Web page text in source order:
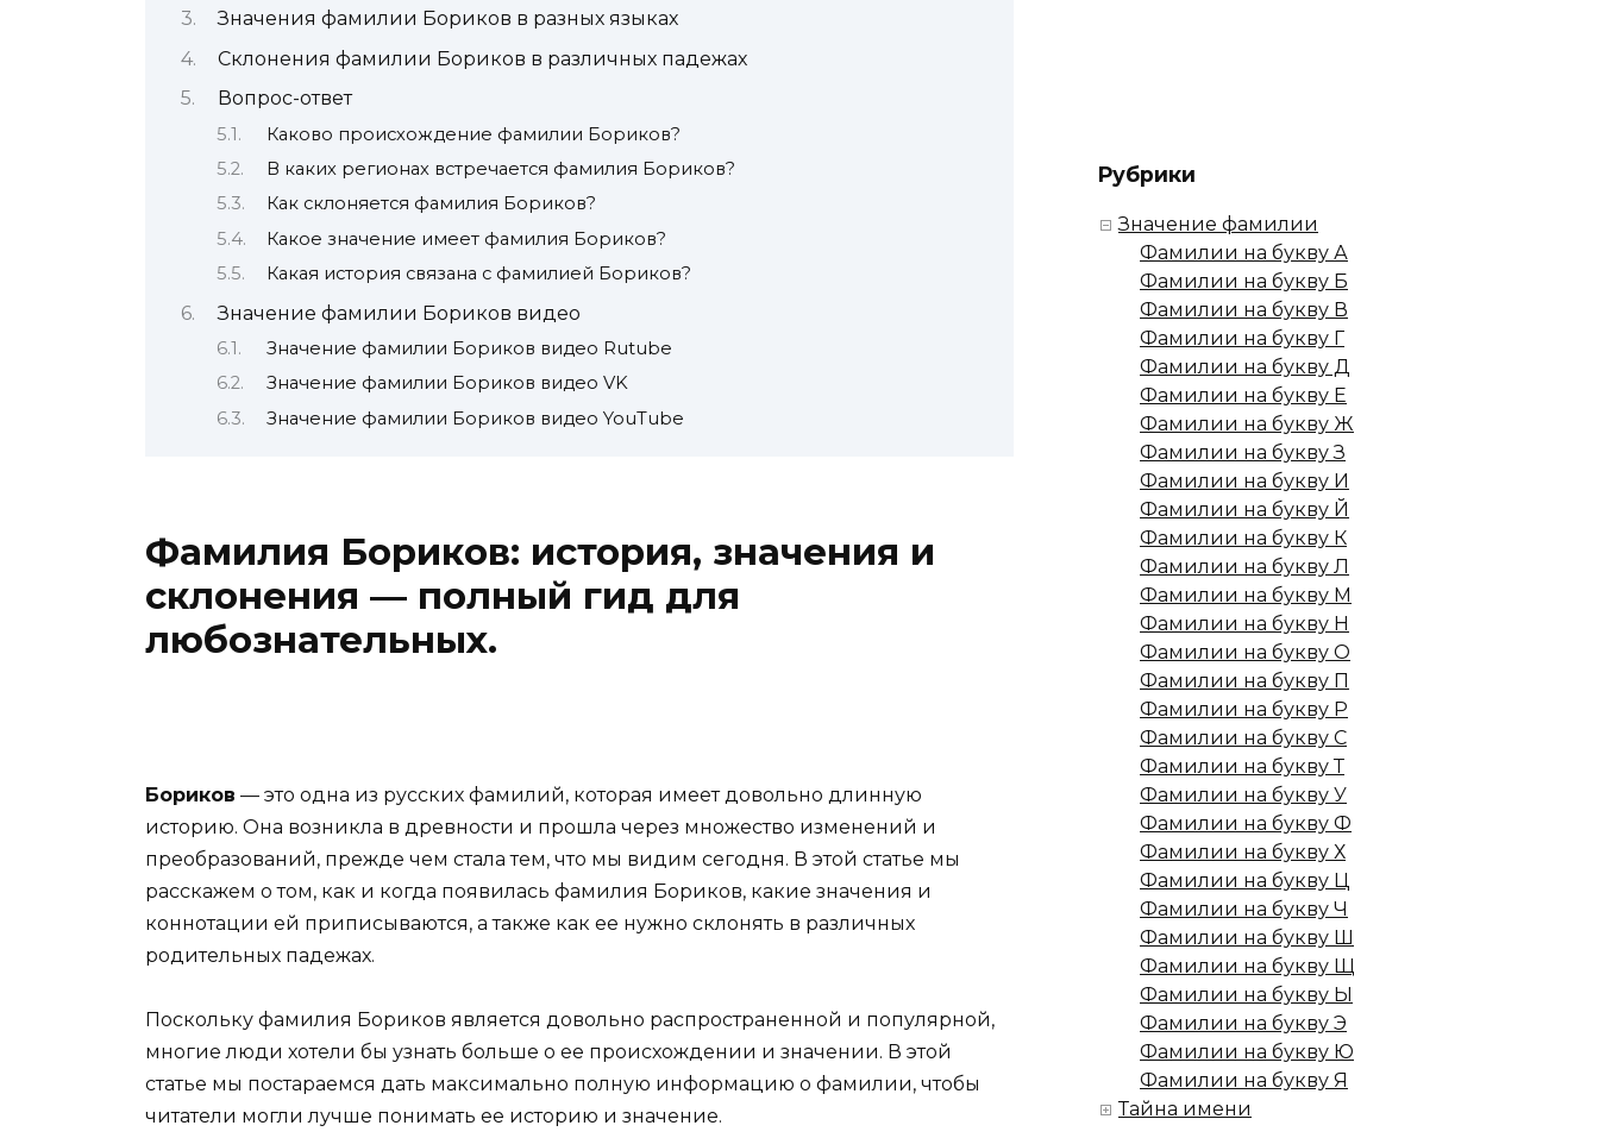
Значения фамилии Бориков в разных языках
Склонения фамилии Бориков в различных падежах
Вопрос-ответ
Каково происхождение фамилии Бориков?
В каких регионах встречается фамилия Бориков?
Как склоняется фамилия Бориков?
Какое значение имеет фамилия Бориков?
Какая история связана с фамилией Бориков?
Значение фамилии Бориков видео
Значение фамилии Бориков видео Rutube
Значение фамилии Бориков видео VK
Значение фамилии Бориков видео YouTube
Фамилия Бориков: история, значения и
склонения — полный гид для
любознательных.
Бориков — это одна из русских фамилий, которая имеет довольно длинную
историю. Она возникла в древности и прошла через множество изменений и
преобразований, прежде чем стала тем, что мы видим сегодня. В этой статье мы
расскажем о том, как и когда появилась фамилия Бориков, какие значения и
коннотации ей приписываются, а также как ее нужно склонять в различных
родительных падежах.
Поскольку фамилия Бориков является довольно распространенной и популярной,
многие люди хотели бы узнать больше о ее происхождении и значении. В этой
статье мы постараемся дать максимально полную информацию о фамилии, чтобы
читатели могли лучше понимать ее историю и значение.
Рубрики
Значение фамилии
Фамилии на букву А
Фамилии на букву Б
Фамилии на букву В
Фамилии на букву Г
Фамилии на букву Д
Фамилии на букву Е
Фамилии на букву Ж
Фамилии на букву З
Фамилии на букву И
Фамилии на букву Й
Фамилии на букву К
Фамилии на букву Л
Фамилии на букву М
Фамилии на букву Н
Фамилии на букву О
Фамилии на букву П
Фамилии на букву Р
Фамилии на букву С
Фамилии на букву Т
Фамилии на букву У
Фамилии на букву Ф
Фамилии на букву Х
Фамилии на букву Ц
Фамилии на букву Ч
Фамилии на букву Ш
Фамилии на букву Щ
Фамилии на букву Ы
Фамилии на букву Э
Фамилии на букву Ю
Фамилии на букву Я
Тайна имени